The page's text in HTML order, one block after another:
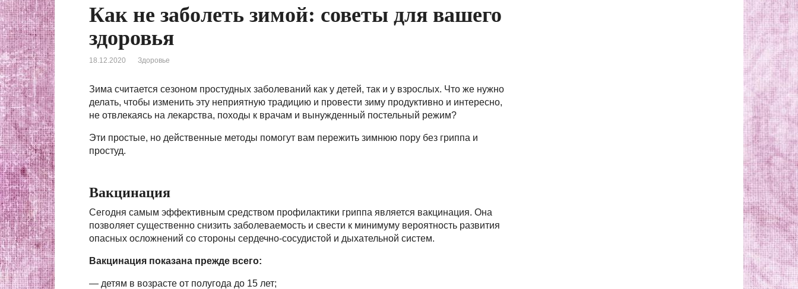
Как не заболеть зимой: советы для вашего
здоровья
18.12.2020 Здоровье
Зима считается сезоном простудных заболеваний как у детей, так и у взрослых. Что же нужно
делать, чтобы изменить эту неприятную традицию и провести зиму продуктивно и интересно,
не отвлекаясь на лекарства, походы к врачам и вынужденный постельный режим?
Эти простые, но действенные методы помогут вам пережить зимнюю пору без гриппа и
простуд.
Вакцинация
Сегодня самым эффективным средством профилактики гриппа является вакцинация. Она
позволяет существенно снизить заболеваемость и свести к минимуму вероятность развития
опасных осложнений со стороны сердечно-сосудистой и дыхательной систем.
Вакцинация показана прежде всего:
— детям в возрасте от полугода до 15 лет;